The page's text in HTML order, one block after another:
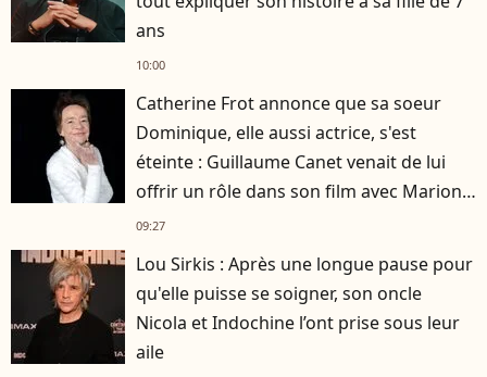
ans
10:00
Catherine Frot annonce que sa soeur
Dominique, elle aussi actrice, s'est
éteinte : Guillaume Canet venait de lui
offrir un rôle dans son film avec Marion
Cotillard
09:27
Lou Sirkis : Après une longue pause pour
qu'elle puisse se soigner, son oncle
Nicola et Indochine l’ont prise sous leur
aile